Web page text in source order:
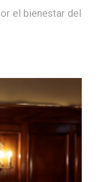
el bienestar del